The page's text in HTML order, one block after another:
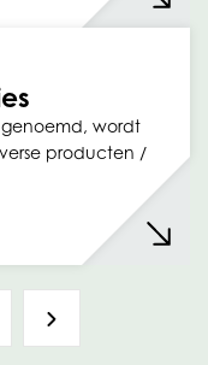
genoemd, wordt
producten /